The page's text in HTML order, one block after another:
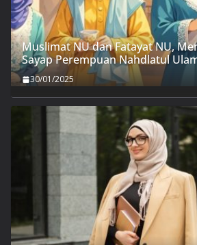
Muslimat NU dan Fatayat NU,
Sayap Perempuan Nahdlatul
30/01/2025